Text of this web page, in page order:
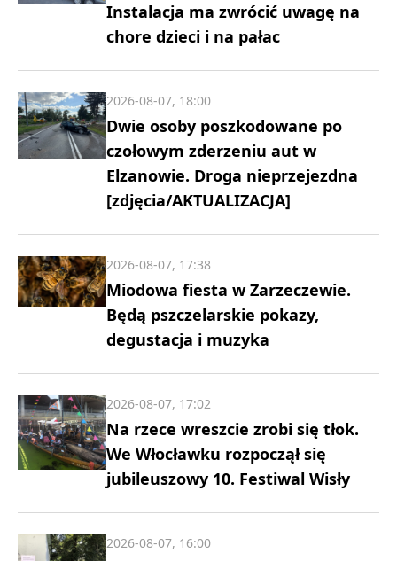
Instalacja ma zwrócić uwagę na
chore dzieci i na pałac
Dwie osoby poszkodowane po
czołowym zderzeniu aut w
Elzanowie. Droga nieprzejezdna
[zdjęcia/AKTUALIZACJA]
2026-08-07, 18:00
Miodowa fiesta w Zarzeczewie.
Będą pszczelarskie pokazy,
degustacja i muzyka
2026-08-07, 17:38
Na rzece wreszcie zrobi się tłok.
We Włocławku rozpoczął się
jubileuszowy 10. Festiwal Wisły
2026-08-07, 17:02
2026-08-07, 16:00